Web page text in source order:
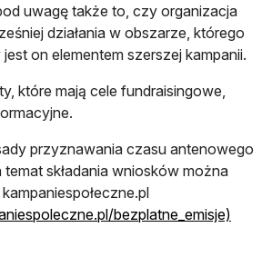
uwagę także to, czy organizacja
działania w obszarze, którego
on elementem szerszej kampanii.
które mają cele fundraisingowe,
przyznawania czasu antenowego
składania wniosków można
bezplatne_emisje)